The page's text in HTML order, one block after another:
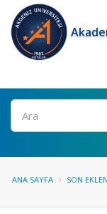
Ara
ANA SAYFA SON